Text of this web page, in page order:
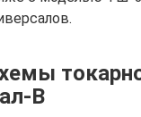
В